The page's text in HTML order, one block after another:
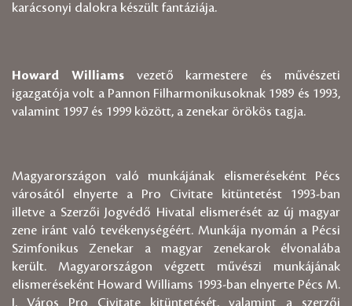
karácsonyi dalokra készült fantáziája.
Howard Williamsvezető karmestere és művészeti
igazgatója volt a Pannon Filharmonikusoknak 1989 és 1993,
valamint 1997 és 1999 között, a zenekar örökös tagja.
Magyarországon való munkájának elismeréseként Pécs
városától elnyerte a Pro Civitate kitüntetést 1993-ban
illetve a Szerzői Jogvédő Hivatal elismerését az új magyar
zene iránt való tevékenységéért. Munkája nyomán a Pécsi
Szimfonikus Zenekar a magyar zenekarok élvonalába
került. Magyarországon végzett művészi munkájának
elismeréseként Howard Williams 1993-ban elnyerte Pécs M.
J. Város Pro Civitate kitüntetését, valamint a szerzői